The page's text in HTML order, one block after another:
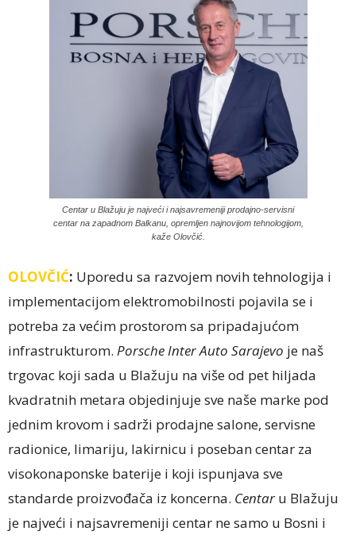
Centar u Blažuju je najveći i najsavremeniji prodajno-servisni
centar na zapadnom Balkanu, opremljen najnovijom tehnologijom,
kaže Olovčić.
OLOVČIĆ: Uporedu sa razvojem novih tehnologija i
implementacijom elektromobilnosti pojavila se i
potreba za većim prostorom sa pripadajućom
infrastrukturom. Porsche Inter Auto Sarajevo je naš
trgovac koji sada u Blažuju na više od pet hiljada
kvadratnih metara objedinjuje sve naše marke pod
jednim krovom i sadrži prodajne salone, servisne
radionice, limariju, lakirnicu i poseban centar za
visokonaponske baterije i koji ispunjava sve
standarde proizvođača iz koncerna. Centaru Blažuju
je najveći i najsavremeniji centar ne samo u Bosni i